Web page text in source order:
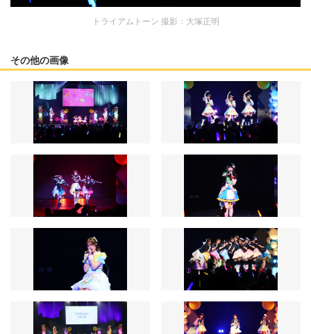
トライアムトーン 撮影：大塚正明
その他の画像